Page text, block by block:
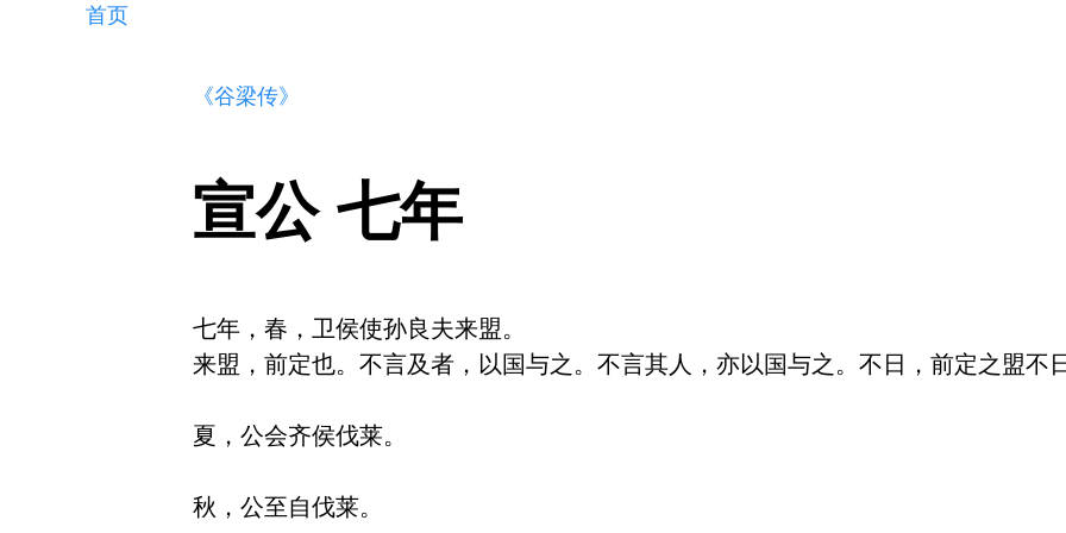
首页
《谷梁传》
宣公 七年
七年，春，卫侯使孙良夫来盟。
来盟，前定也。不言及者，以国与之。不言其人，亦以国与之。不日，前定之盟不
夏，公会齐侯伐莱。
秋，公至自伐莱。